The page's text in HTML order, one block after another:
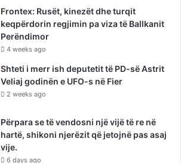
Frontex: Rusët, kinezët dhe turqit
keqpërdorin regjimin pa viza të Ballkanit
Perëndimor
4 weeks ago
Shteti i merr ish deputetit të PD-së Astrit
Veliaj godinën e UFO-s në Fier
2 weeks ago
Përpara se të vendosni një vijë të re në
hartë, shikoni njerëzit që jetojnë pas asaj
vije.
6 days ago